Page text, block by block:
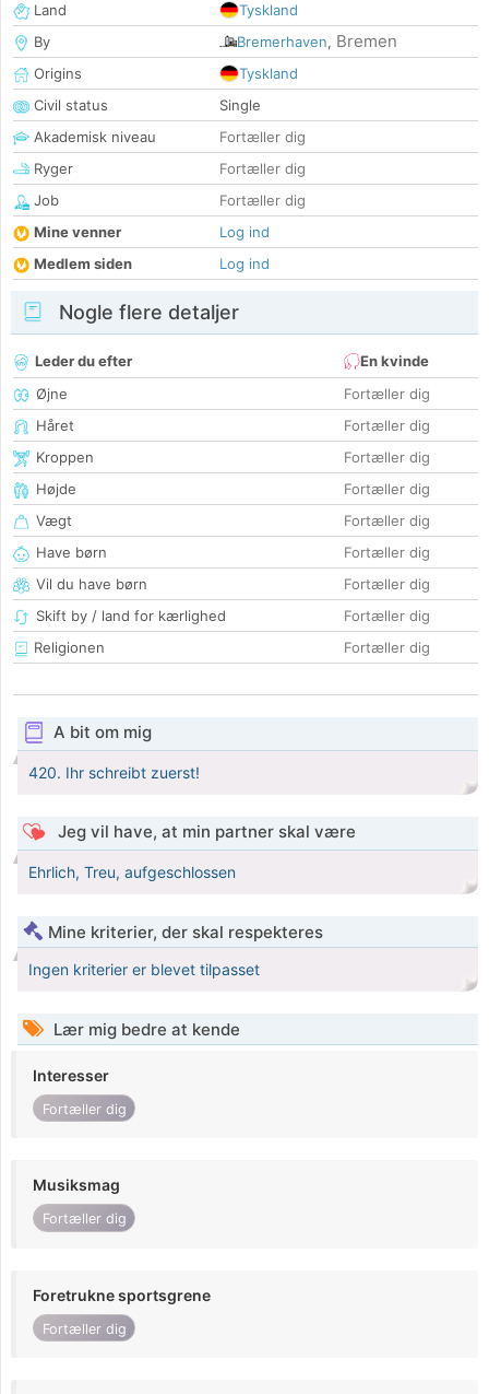
Land
Tyskland
By
Bremerhaven, Bremen
Origins
Tyskland
Civil status
Single
Akademisk niveau
Fortæller dig
Ryger
Fortæller dig
Job
Fortæller dig
Mine venner
Log ind
Medlem siden
Log ind
Nogle flere detaljer
Leder du efter
En kvinde
Øjne
Fortæller dig
Håret
Fortæller dig
Kroppen
Fortæller dig
Højde
Fortæller dig
Vægt
Fortæller dig
Have børn
Fortæller dig
Vil du have børn
Fortæller dig
Skift by / land for kærlighed
Fortæller dig
Religionen
Fortæller dig
A bit om mig
420. Ihr schreibt zuerst!
Jeg vil have, at min partner skal være
Ehrlich, Treu, aufgeschlossen
Mine kriterier, der skal respekteres
Ingen kriterier er blevet tilpasset
Lær mig bedre at kende
Interesser
Fortæller dig
Musiksmag
Fortæller dig
Foretrukne sportsgrene
Fortæller dig